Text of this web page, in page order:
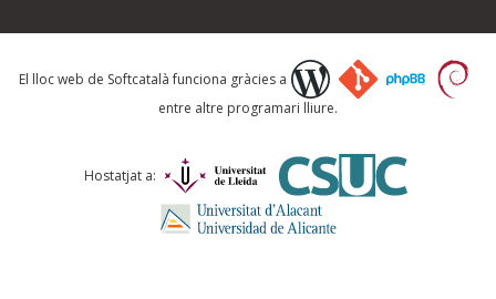
Què proposeu?
Comentari *
El lloc web de Softcatalà funciona gràcies a
entre altre programari lliure.
Hostatjat a: